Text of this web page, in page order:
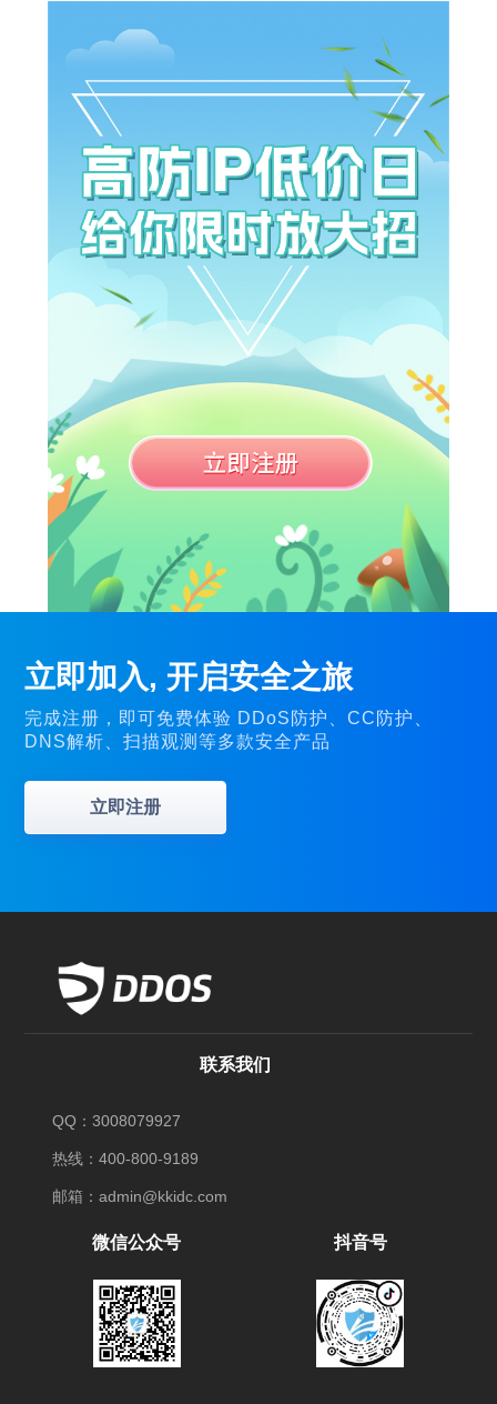
立即加入, 开启安全之旅
完成注册，即可免费体验 DDoS防护、CC防护、
DNS解析、扫描观测等多款安全产品
立即注册
联系我们
QQ：3008079927
热线：400-800-9189
邮箱：admin@kkidc.com
微信公众号 抖音号